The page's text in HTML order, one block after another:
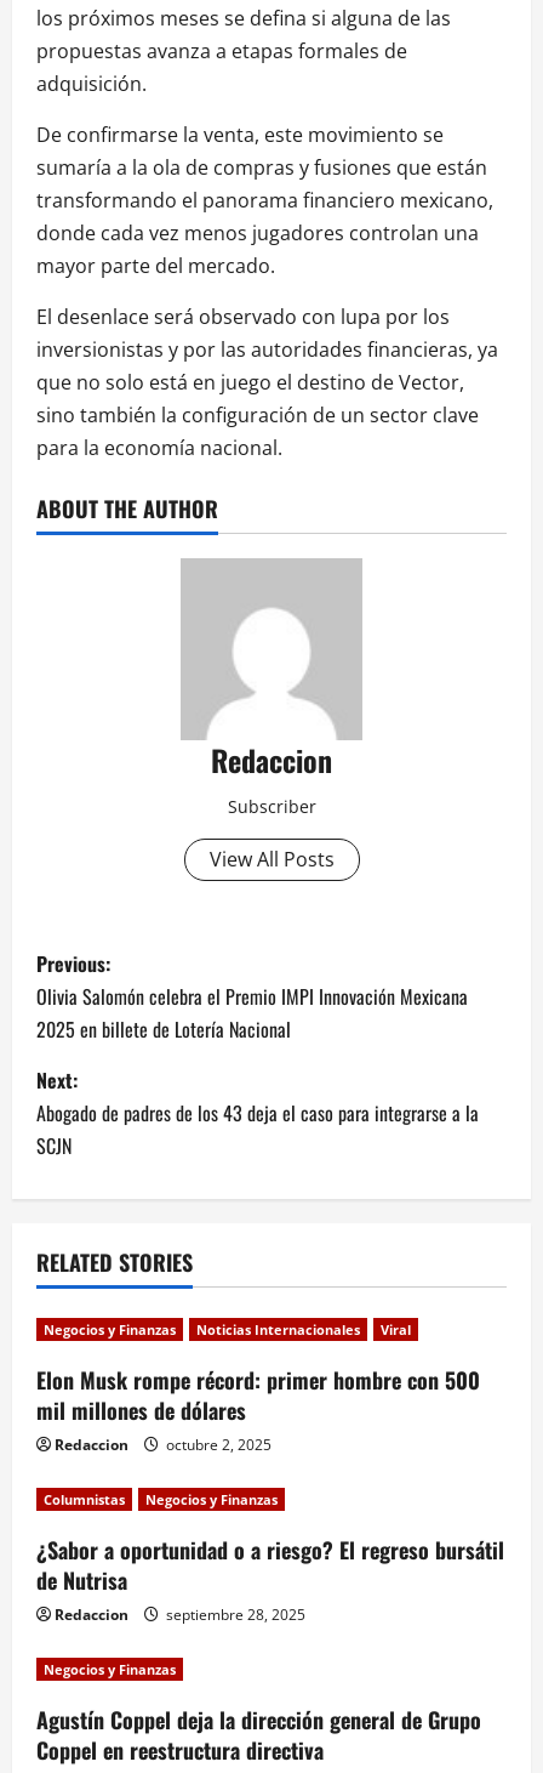
los próximos meses se defina si alguna de las
propuestas avanza a etapas formales de
adquisición.
De confirmarse la venta, este movimiento se
sumaría a la ola de compras y fusiones que están
transformando el panorama financiero mexicano,
donde cada vez menos jugadores controlan una
mayor parte del mercado.
El desenlace será observado con lupa por los
inversionistas y por las autoridades financieras, ya
que no solo está en juego el destino de Vector,
sino también la configuración de un sector clave
para la economía nacional.
ABOUT THE AUTHOR
Redaccion
Subscriber
View All Posts
P
o
s
t
n
a
v
i
g
a
t
i
o
n
Previous:
Olivia Salomón celebra el Premio IMPI Innovación Mexicana
2025 en billete de Lotería Nacional
Next:
Abogado de padres de los 43 deja el caso para integrarse a la
SCJN
RELATED STORIES
Negocios y Finanzas Noticias Internacionales Viral
Elon Musk rompe récord: primer hombre con 500
mil millones de dólares
Redaccion octubre 2, 2025
Columnistas Negocios y Finanzas
¿Sabor a oportunidad o a riesgo? El regreso bursátil
de Nutrisa
Redaccion septiembre 28, 2025
Negocios y Finanzas
Agustín Coppel deja la dirección general de Grupo
Coppel en reestructura directiva